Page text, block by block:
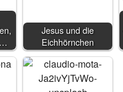
Jesus und die
Eichhörnchen